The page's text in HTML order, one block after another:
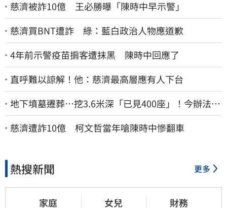
慈濟被詐10億 王必勝曝「陳時中早示警」
慈濟買BNT遭詐 綠：藍白政治人物應道歉
4年前示警疫苗掮客遭抹黑 陳時中回應了
直呼難以諒解！他：慈濟最高層應有人下台
地下墳墓遷葬…挖3.6米深「已見400座」！今辦法會
安撫祖先
慈濟遭詐10億 柯文哲當年嗆陳時中慘翻車
熱搜新聞 更多
家庭 女兒 財務